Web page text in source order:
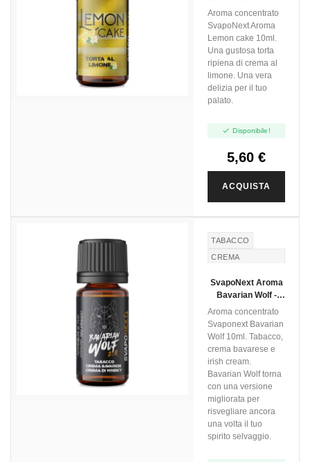
Flavour - 10ml
Aroma concentrato
SvapoNext Aroma
Lemon cake 10ml.
Una gustosa torta
ripiena di crema al
limone. Una vera
delizia per il tuo
palato.
 Disponibile!
5,60 €
ACQUISTA
TABACCO
CREMA
CREMA
IRISH CREAM
SvapoNext Aroma
Bavarian Wolf -
Next Flavour - 10ml
Aroma concentrato
Svaponext Bavarian
Wolf 10ml. Tabacco,
crema bavarese e
irish cream.
Bavarian Wolf torna
con una versione
migliorata per
risvegliare ancora
una volta il tuo
spirito selvaggio.